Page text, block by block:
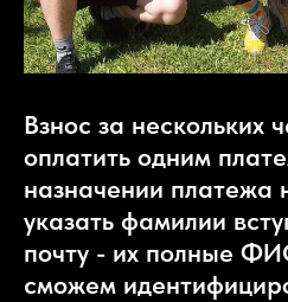
Взнос за нескольких
оплатить одним
назначении платежа
указать фамилии
почту - их полные
сможем